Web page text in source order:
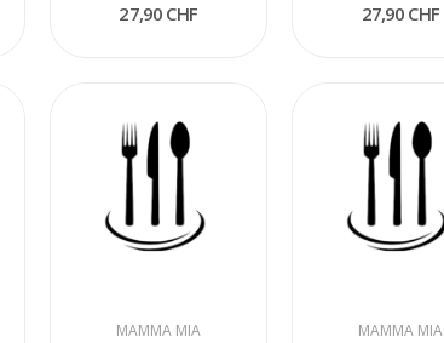
27,90 CHF 27,90 CHF
MAMMA MIA MAMMA MIA